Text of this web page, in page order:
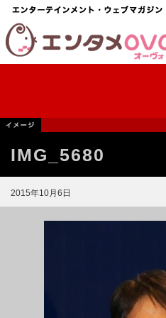
IMG_5680
2015年10月6日